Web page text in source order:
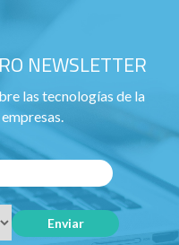
NEWSLETTER
las tecnologías de la